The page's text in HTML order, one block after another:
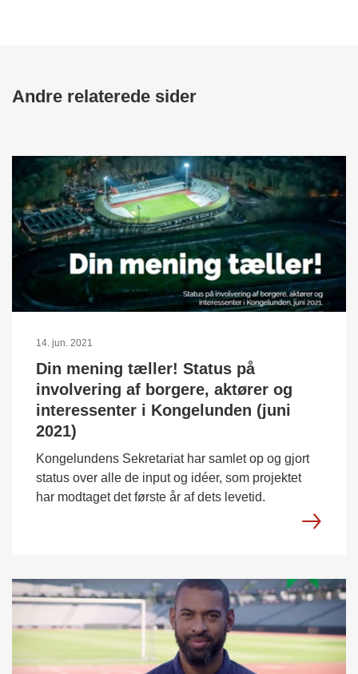
Andre relaterede sider
14. jun. 2021
Din mening tæller! Status på
involvering af borgere, aktører og
interessenter i Kongelunden (juni
2021)
Kongelundens Sekretariat har samlet op og gjort
status over alle de input og idéer, som projektet
har modtaget det første år af dets levetid.